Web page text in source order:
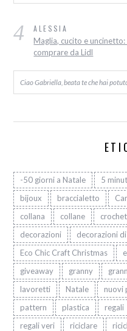
4 ALESSIA
Maglia, cucito e
comprare da Lidl
Ciao Gabriella, beata te che hai
-50 giorni a Natale 5
bijoux
braccialetto
collana
collane crochet
decorazioni
decorazioni
Eco Chic Craft Christmas
giveaway
granny
lavoretti
Natale nuovi
pattern
plastica regali
regali veri
riciclare